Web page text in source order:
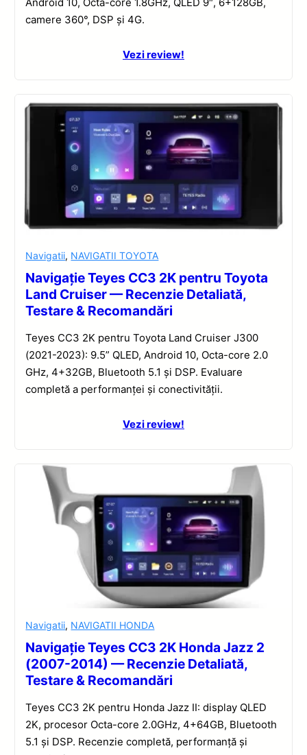
camere 360°, DSP și 4G.
Vezi review!
Navigatii, NAVIGATII TOYOTA
Navigație Teyes CC3 2K pentru Toyota
Land Cruiser — Recenzie Detaliată,
Testare & Recomandări
Teyes CC3 2K pentru Toyota Land Cruiser J300
(2021-2023): 9.5” QLED, Android 10, Octa-core 2.0
GHz, 4+32GB, Bluetooth 5.1 și DSP. Evaluare
completă a performanței și conectivității.
Vezi review!
Navigatii, NAVIGATII HONDA
Navigație Teyes CC3 2K Honda Jazz 2
(2007-2014) — Recenzie Detaliată,
Testare & Recomandări
Teyes CC3 2K pentru Honda Jazz II: display QLED
2K, procesor Octa-core 2.0GHz, 4+64GB, Bluetooth
5.1 și DSP. Recenzie completă, performanță și